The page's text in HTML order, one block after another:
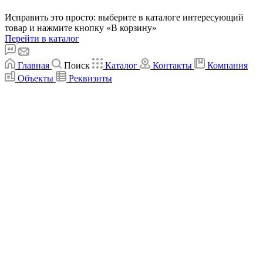
Исправить это просто: выберите в каталоге интересующий
товар и нажмите кнопку «В корзину»
Перейти в каталог
Главная Поиск Каталог Контакты
Компания
Объекты
Реквизиты